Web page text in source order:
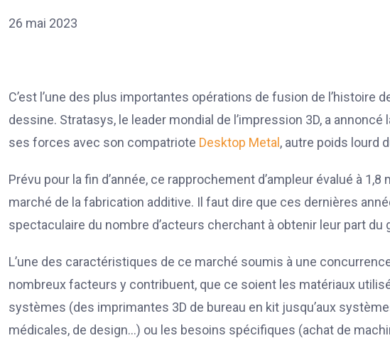
26 mai 2023
C’est l’une des plus importantes opérations de fusion de l’histoire
dessine. Stratasys, le leader mondial de l’impression 3D, a
ses forces avec son compatriote Desktop Metal, autre poids lourd
Prévu pour la fin d’année, ce rapprochement d’ampleur évalué à
marché de la fabrication additive. Il faut dire que ces dernières
spectaculaire du nombre d’acteurs cherchant à obtenir leur part du
L’une des caractéristiques de ce marché soumis à une
nombreux facteurs y contribuent, que ce soient les matériaux
systèmes (des imprimantes 3D de bureau en kit jusqu’aux
médicales, de design…) ou les besoins spécifiques (achat de